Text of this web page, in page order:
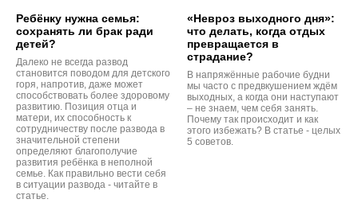
Ребёнку нужна семья:
сохранять ли брак ради
детей?
Далеко не всегда развод
становится поводом для детского
горя, напротив, даже может
способствовать более здоровому
развитию. Позиция отца и
матери, их способность к
сотрудничеству после развода в
значительной степени
определяют благополучие
развития ребёнка в неполной
семье. Как правильно вести себя
в ситуации развода - читайте в
статье.
«Невроз выходного дня»:
что делать, когда отдых
превращается в
страдание?
В напряжённые рабочие будни
мы часто с предвкушением ждём
выходных, а когда они наступают
– не знаем, чем себя занять.
Почему так происходит и как
этого избежать? В статье - целых
5 советов.